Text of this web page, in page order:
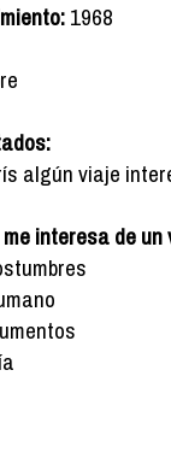
1968
algún viaje
interesa de un